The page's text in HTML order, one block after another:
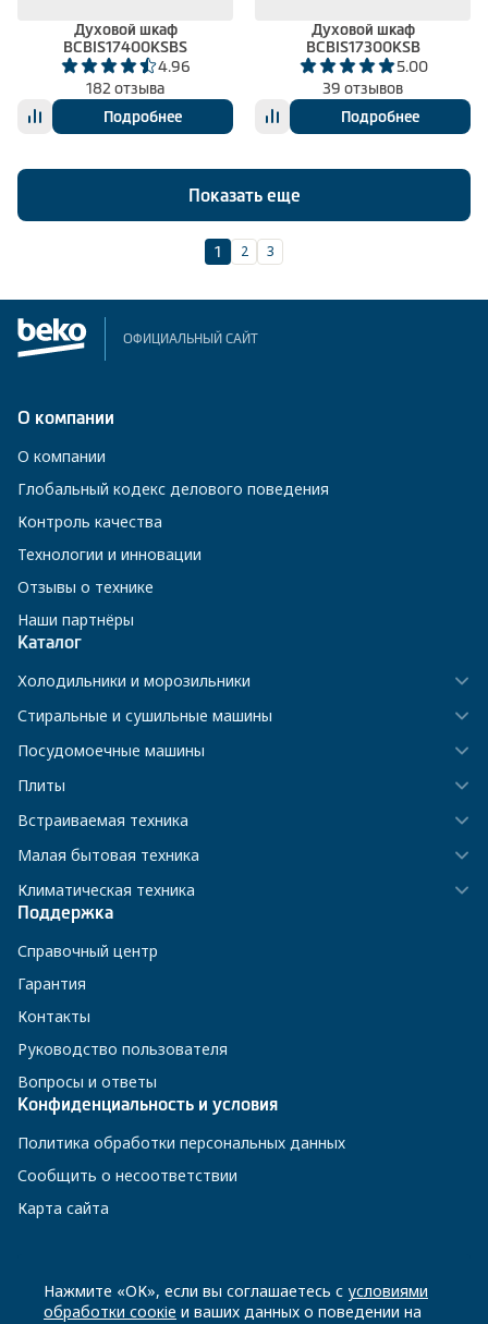
Духовой шкаф
BCBIS17400KSBS
4.96
182 отзыва
Подробнее
Духовой шкаф
BCBIS17300KSB
5.00
39 отзывов
Подробнее
Показать еще
1 2 3
ОФИЦИАЛЬНЫЙ САЙТ
О компании
О компании
Глобальный кодекс делового поведения
Контроль качества
Технологии и инновации
Отзывы о технике
Наши партнёры
Каталог
Холодильники и морозильники
Стиральные и сушильные машины
Посудомоечные машины
Плиты
Встраиваемая техника
Малая бытовая техника
Климатическая техника
Поддержка
Справочный центр
Гарантия
Контакты
Руководство пользователя
Вопросы и ответы
Конфиденциальность и условия
Политика обработки персональных данных
Сообщить о несоответствии
Карта сайта
8 800 200-23-56
Нажмите «ОК», если вы соглашаетесь с условиями
обработки соокіе и ваших данных о поведении на